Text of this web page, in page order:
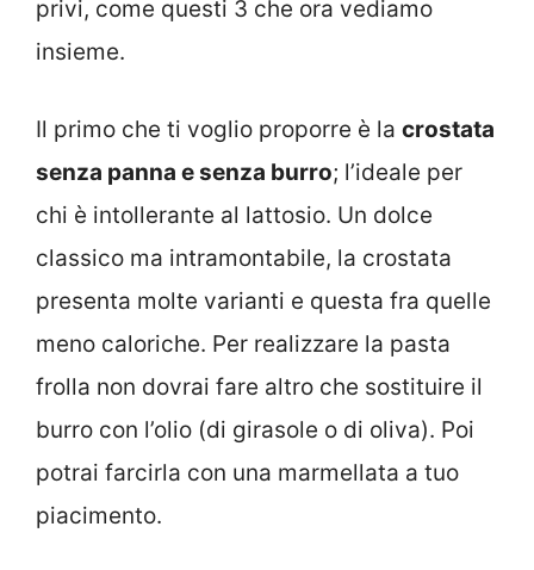
privi, come questi 3 che ora vediamo
insieme.
Il primo che ti voglio proporre è la crostata
senza panna e senza burro; l’ideale per
chi è intollerante al lattosio. Un dolce
classico ma intramontabile, la crostata
presenta molte varianti e questa fra quelle
meno caloriche. Per realizzare la pasta
frolla non dovrai fare altro che sostituire il
burro con l’olio (di girasole o di oliva). Poi
potrai farcirla con una marmellata a tuo
piacimento.